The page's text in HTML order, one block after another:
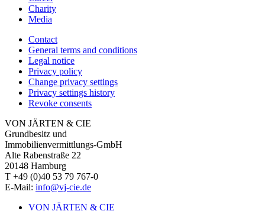
Charity
Media
Contact
General terms and conditions
Legal notice
Privacy policy
Change privacy settings
Privacy settings history
Revoke consents
VON JÄRTEN & CIE
Grundbesitz und
Immobilien­vermittlungs-GmbH
Alte Rabenstraße 22
20148 Hamburg
T +49 (0)40 53 79 767-0
E-Mail: info@vj-cie.de
VON JÄRTEN & CIE